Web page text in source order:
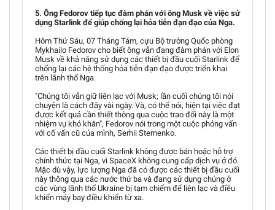
5. Ông Fedorov tiếp tục đàm phán với ông Musk về việc sử
dụng Starlink để giúp chống lại hỏa tiễn đạn đạo của Nga.
Hôm Thứ Sáu, 07 Tháng Tám, cựu Bộ trưởng Quốc phòng
Mykhailo Fedorov cho biết ông vẫn đang đàm phán với Elon
Musk về khả năng sử dụng các thiết bị đầu cuối Starlink để
chống lại các hệ thống hỏa tiễn đạn đạo được triển khai
trên lãnh thổ Nga.
"Chúng tôi vẫn giữ liên lạc với Musk; lần cuối chúng tôi nói
chuyện là cách đây vài ngày. Và, có thể nói, hiện tại việc đạt
được kết quả cần thiết thông qua cuộc trao đổi này là một
nhiệm vụ khó khăn", Fedorov nói trong một cuộc phỏng vấn
với cố vấn cũ của mình, Serhii Sternenko.
Các thiết bị đầu cuối Starlink không được bán hoặc hỗ trợ
chính thức tại Nga, vì SpaceX không cung cấp dịch vụ ở đó.
Mặc dù vậy, lực lượng Nga đã có được các thiết bị đầu cuối
này thông qua các nước thứ ba và đang sử dụng chúng ở
các vùng lãnh thổ Ukraine bị tạm chiếm để liên lạc và điều
khiển máy bay điều khiển từ xa.